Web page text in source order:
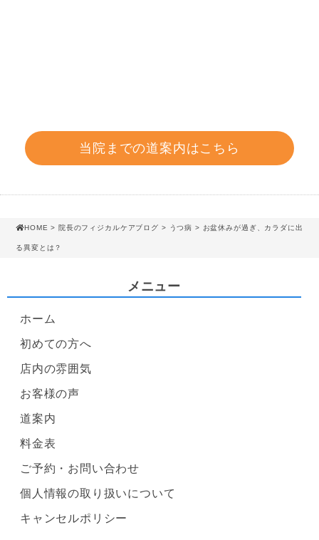
当院までの道案内はこちら
HOME > 院長のフィジカルケアブログ > うつ病 > お盆休みが過ぎ、カラダに出
る異変とは？
メニュー
ホーム
初めての方へ
店内の雰囲気
お客様の声
道案内
料金表
ご予約・お問い合わせ
個人情報の取り扱いについて
キャンセルポリシー